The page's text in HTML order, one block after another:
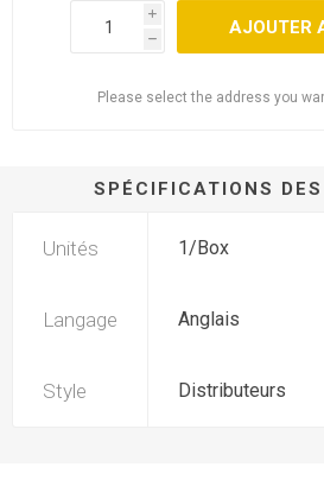
i
h
AJOUTER
Please select the address you
SPÉCIFICATIONS
Unités 1/Box
Langage Anglais
Style Distributeurs